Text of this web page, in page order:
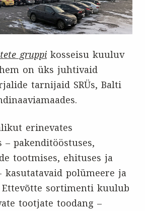
gruppi kosseisu kuuluv
on üks juhtivaid
tarnijaid SRÜs, Balti
erinevates
– pakenditööstuses,
tootmises, ehituses ja
kasutatavaid polümeere ja
Ettevõtte sortimenti kuulub
tootjate toodang –